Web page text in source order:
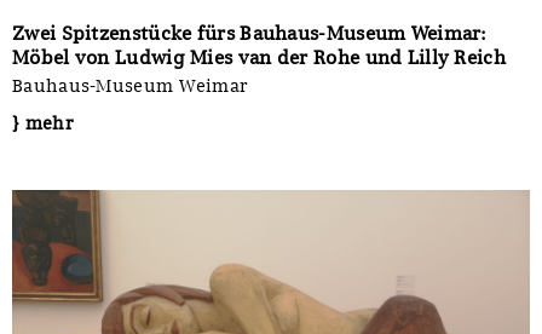
Zwei Spitzenstücke fürs Bauhaus-Museum Weimar:
Möbel von Ludwig Mies van der Rohe und Lilly Reich
Bauhaus-Museum Weimar
} mehr